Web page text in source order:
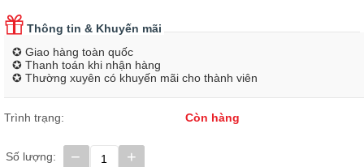
Thông tin & Khuyến mãi
✪ Giao hàng toàn quốc
✪ Thanh toán khi nhận hàng
✪ Thường xuyên có khuyến mãi cho thành viên
Trình trạng: Còn hàng
Số lượng: +
−